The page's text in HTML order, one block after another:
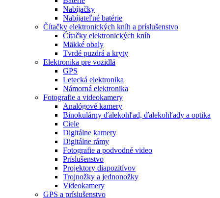
Nabíjačky
Nabíjateľné batérie
Čítačky elektronických kníh a príslušenstvo
Čítačky elektronických kníh
Mäkké obaly
Tvrdé puzdrá a kryty
Elektronika pre vozidlá
GPS
Letecká elektronika
Námorná elektronika
Fotografie a videokamery
Analógové kamery
Binokulárny ďalekohľad, ďalekohľady a optika
Ciele
Digitálne kamery
Digitálne rámy
Fotografie a podvodné video
Príslušenstvo
Projektory diapozitívov
Trojnožky a jednonožky
Videokamery
GPS a príslušenstvo